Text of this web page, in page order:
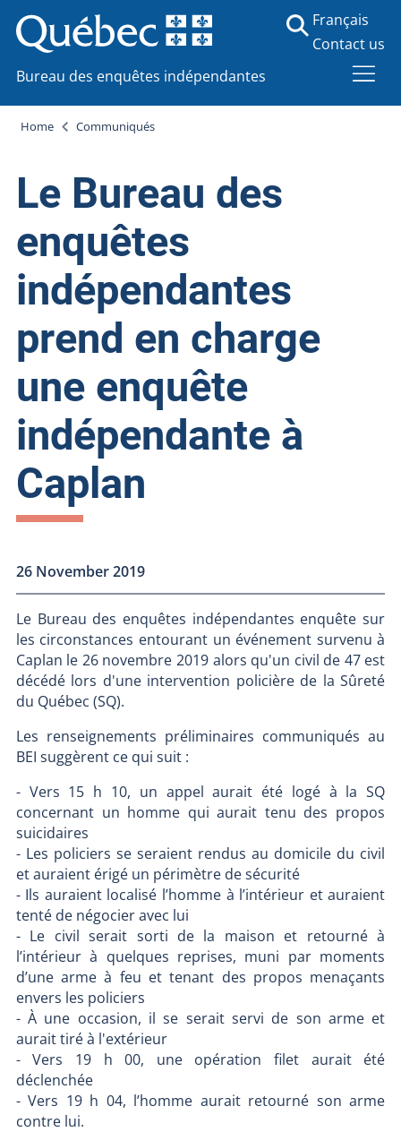
Bureau des enquêtes indépendantes
Français
Contact us
Home Communiqués
Le Bureau des
enquêtes
indépendantes
prend en charge
une enquête
indépendante à
Caplan
26 November 2019
Le Bureau des enquêtes indépendantes enquête sur
les circonstances entourant un événement survenu à
Caplan le 26 novembre 2019 alors qu'un civil de 47 est
décédé lors d'une intervention policière de la Sûreté
du Québec (SQ).
Les renseignements préliminaires communiqués au
BEI suggèrent ce qui suit :
- Vers 15 h 10, un appel aurait été logé à la SQ
concernant un homme qui aurait tenu des propos
suicidaires
- Les policiers se seraient rendus au domicile du civil
et auraient érigé un périmètre de sécurité
- Ils auraient localisé l’homme à l’intérieur et auraient
tenté de négocier avec lui
- Le civil serait sorti de la maison et retourné à
l’intérieur à quelques reprises, muni par moments
d’une arme à feu et tenant des propos menaçants
envers les policiers
- À une occasion, il se serait servi de son arme et
aurait tiré à l'extérieur
- Vers 19 h 00, une opération filet aurait été
déclenchée
- Vers 19 h 04, l’homme aurait retourné son arme
contre lui.